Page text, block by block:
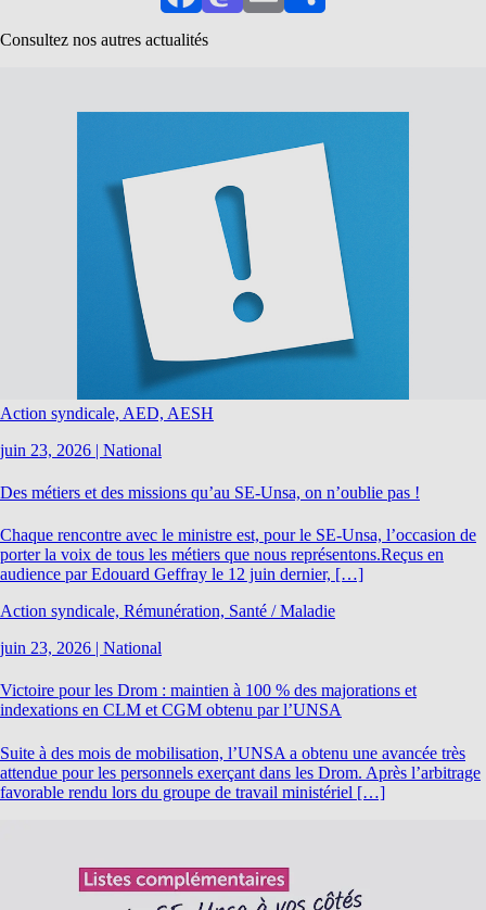
FacebookMastodon
EmailPartager
Consultez nos autres actualités
Action syndicale, AED, AESH
juin 23, 2026 | National
Des métiers et des missions qu’au SE-Unsa, on n’oublie pas !
Chaque rencontre avec le ministre est, pour le SE-Unsa, l’occasion de
porter la voix de tous les métiers que nous représentons.Reçus en
audience par Edouard Geffray le 12 juin dernier, […]
Action syndicale, Rémunération, Santé / Maladie
juin 23, 2026 | National
Victoire pour les Drom : maintien à 100 % des majorations et
indexations en CLM et CGM obtenu par l’UNSA
Suite à des mois de mobilisation, l’UNSA a obtenu une avancée très
attendue pour les personnels exerçant dans les Drom. Après l’arbitrage
favorable rendu lors du groupe de travail ministériel […]